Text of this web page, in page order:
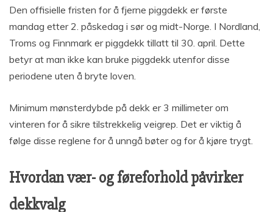
Den offisielle fristen for å fjerne piggdekk er første
mandag etter 2. påskedag i sør og midt-Norge. I Nordland,
Troms og Finnmark er piggdekk tillatt til 30. april. Dette
betyr at man ikke kan bruke piggdekk utenfor disse
periodene uten å bryte loven.
Minimum mønsterdybde på dekk er 3 millimeter om
vinteren for å sikre tilstrekkelig veigrep. Det er viktig å
følge disse reglene for å unngå bøter og for å kjøre trygt.
Hvordan vær- og føreforhold påvirker
dekkvalg